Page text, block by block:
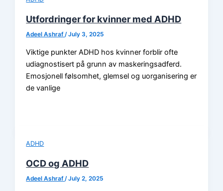
Utfordringer for kvinner med ADHD
Adeel Ashraf/July 3, 2025
Viktige punkter ADHD hos kvinner forblir ofte
udiagnostisert på grunn av maskeringsadferd.
Emosjonell følsomhet, glemsel og uorganisering er
de vanlige
ADHD
OCD og ADHD
Adeel Ashraf/July 2, 2025